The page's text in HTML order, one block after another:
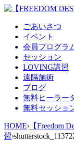
ごあいさつ
イベント
会員プログラ
セッション
LOVING講習
遠隔施術
ブログ
無料ヒーラー
無料セッショ
HOME› 【Freedom
習›